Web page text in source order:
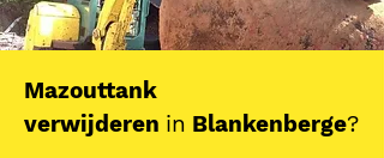
Mazouttank
verwijderen in Blankenberge?